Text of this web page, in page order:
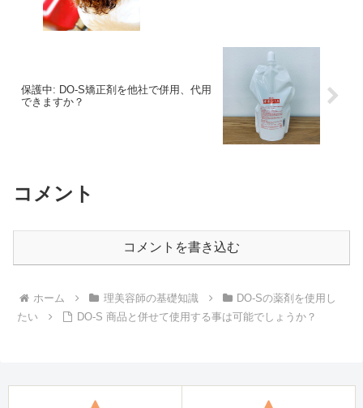
保護中: DO-S矯正剤を他社で併用、代用
できますか？
コメント
コメントを書き込む
ホーム 理美容師の基礎知識
DO-Sの薬剤を使用し
たい
DO-S 商品と併せて使用する事は可能でしょうか？